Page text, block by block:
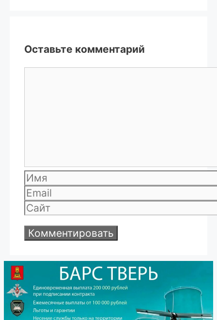
Оставьте комментарий
Имя
Email
Сайт